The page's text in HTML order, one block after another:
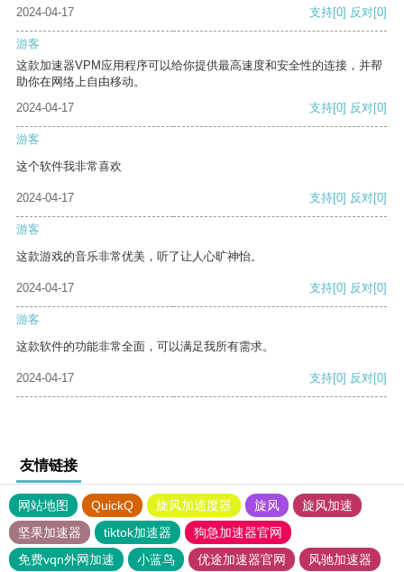
2024-04-17
支持[0] 反对[0]
游客
这款加速器VPM应用程序可以给你提供最高速度和安全性的连接，并帮
助你在网络上自由移动。
2024-04-17
支持[0] 反对[0]
游客
这个软件我非常喜欢
2024-04-17 支持[0] 反对[0]
游客
这款游戏的音乐非常优美，听了让人心旷神怡。
2024-04-17 支持[0] 反对[0]
游客
这款软件的功能非常全面，可以满足我所有需求。
2024-04-17 支持[0] 反对[0]
友情链接
网站地图 QuickQ 旋风加速度器 旋风
旋风加速
坚果加速器
tiktok加速器
狗急加速器官网
免费vqn外网加速
小蓝鸟 优途加速器官网 风驰加速器